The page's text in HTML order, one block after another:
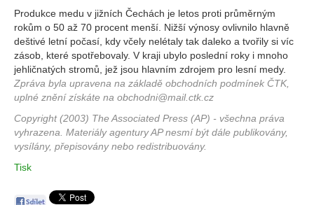
Produkce medu v jižních Čechách je letos proti průměrným
rokům o 50 až 70 procent menší. Nižší výnosy ovlivnilo hlavně
deštivé letní počasí, kdy včely nelétaly tak daleko a tvořily si víc
zásob, které spotřebovaly. V kraji ubylo poslední roky i mnoho
jehličnatých stromů, jež jsou hlavním zdrojem pro lesní medy.
Zpráva byla upravena na základě obchodních podmínek ČTK,
uplné znění získáte na obchodni@mail.ctk.cz
Copyright (2003) The Associated Press (AP) - všechna práva
vyhrazena. Materiály agentury AP nesmí být dále publikovány,
vysílány, přepisovány nebo redistribuovány.
Tisk